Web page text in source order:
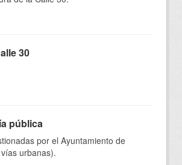
30
pública
por el Ayuntamiento de
urbanas).